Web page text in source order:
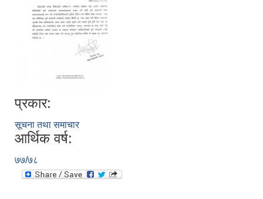
प्रकार:
सूचना तथा समाचार
आर्थिक वर्ष:
७७/७८